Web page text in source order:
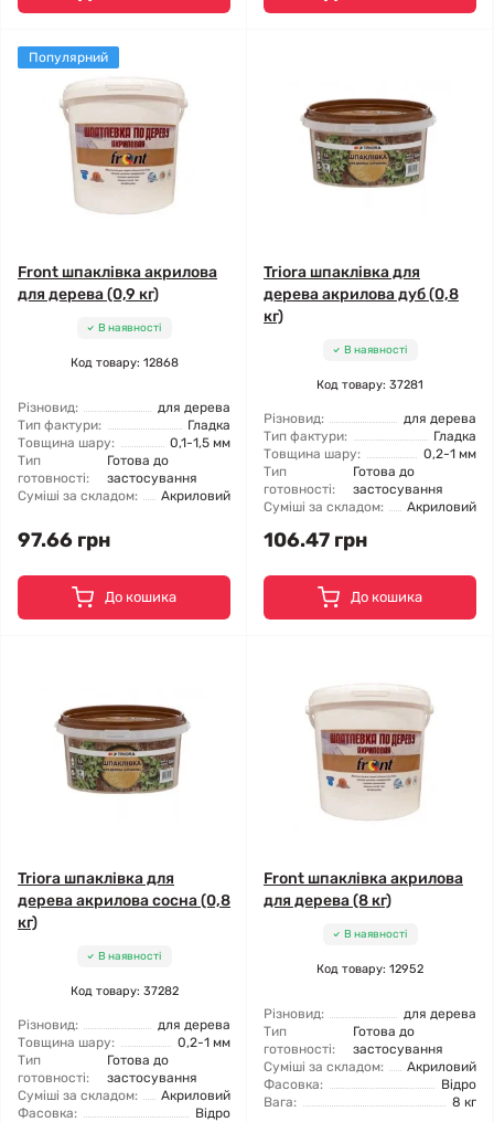
Популярний
Front шпаклівка акрилова
для дерева (0,9 кг)
В наявності
Код товару: 12868
Різновид:
для дерева
Тип фактури:
Гладка
Товщина шару:
0,1-1,5 мм
Тип
готовності:
Готова до
застосування
Суміші за складом:
Акриловий
97.66 грн
До кошика
Triora шпаклівка для
дерева акрилова дуб (0,8
кг)
В наявності
Код товару: 37281
Різновид:
для дерева
Тип фактури:
Гладка
Товщина шару:
0,2-1 мм
Тип
готовності:
Готова до
застосування
Суміші за складом:
Акриловий
106.47 грн
До кошика
Triora шпаклівка для
дерева акрилова сосна (0,8
кг)
В наявності
Код товару: 37282
Різновид:
для дерева
Товщина шару:
0,2-1 мм
Тип
готовності:
Готова до
застосування
Суміші за складом:
Акриловий
Фасовка:
Відро
Front шпаклівка акрилова
для дерева (8 кг)
В наявності
Код товару: 12952
Різновид:
для дерева
Тип
готовності:
Готова до
застосування
Суміші за складом:
Акриловий
Фасовка:
Відро
Вага:
8 кг